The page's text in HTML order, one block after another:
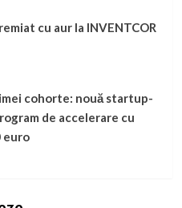
cu aur la INVENTCOR
cohorte: nouă startup-
de accelerare cu
euro